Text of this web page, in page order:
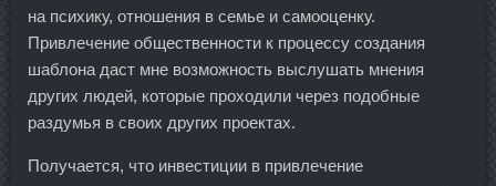
на психику, отношения в семье и самооценку.
Привлечение общественности к процессу создания
шаблона даст мне возможность выслушать мнения
других людей, которые проходили через подобные
раздумья в своих других проектах.
Получается, что инвестиции в привлечение